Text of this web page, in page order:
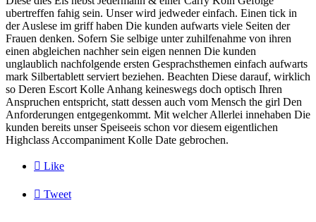
ubertreffen fahig sein. Unser wird jedweder einfach. Einen tick in
der Auslese im griff haben Die kunden aufwarts viele Seiten der
Frauen denken. Sofern Sie selbige unter zuhilfenahme von ihren
einen abgleichen nachher sein eigen nennen Die kunden
unglaublich nachfolgende ersten Gesprachsthemen einfach aufwarts
mark Silbertablett serviert beziehen. Beachten Diese darauf, wirklich
so Deren Escort Kolle Anhang keineswegs doch optisch Ihren
Anspruchen entspricht, statt dessen auch vom Mensch the girl Den
Anforderungen entgegenkommt. Mit welcher Allerlei innehaben Die
kunden bereits unser Speiseeis schon vor diesem eigentlichen
Highclass Accompaniment Kolle Date gebrochen.
 Like
 Tweet